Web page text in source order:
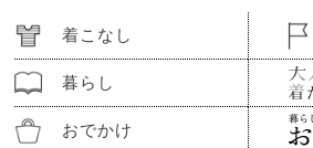
着こなし
暮らし
おでかけ